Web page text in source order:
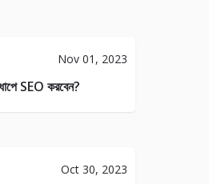
Nov 01, 2023
SEO করবেন?
Oct 30, 2023